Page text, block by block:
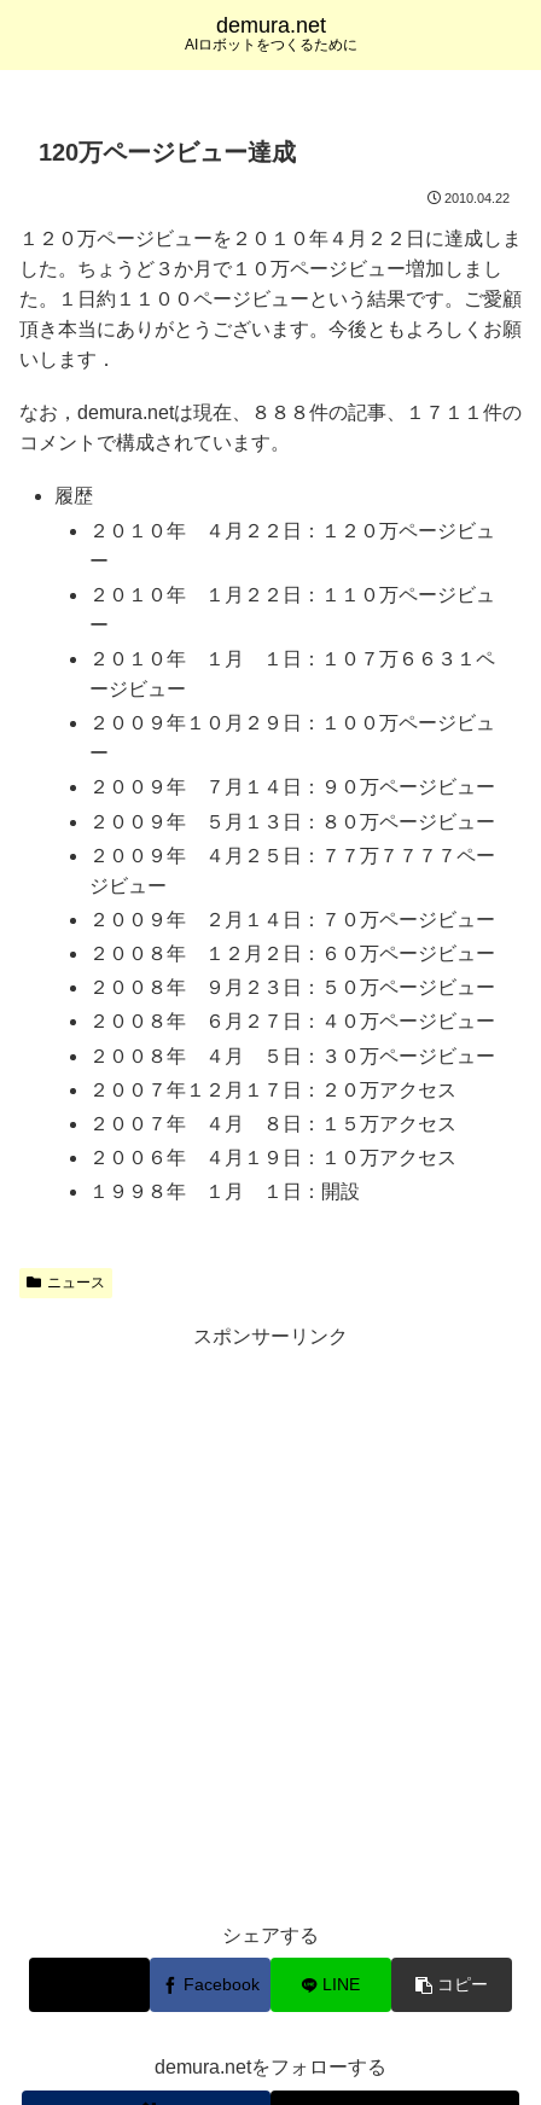
demura.net
AIロボットをつくるために
120万ページビュー達成
2010.04.22
１２０万ページビューを２０１０年４月２２日に達成しま
した。ちょうど３か月で１０万ページビュー増加しまし
た。１日約１１００ページビューという結果です。ご愛顧
頂き本当にありがとうございます。今後ともよろしくお願
いします．
なお，demura.netは現在、８８８件の記事、１７１１件の
コメントで構成されています。
履歴
２０１０年 ４月２２日：１２０万ページビュ
ー
２０１０年 １月２２日：１１０万ページビュ
ー
２０１０年 １月 １日：１０７万６６３１ペ
ージビュー
２００９年１０月２９日：１００万ページビュ
ー
２００９年 ７月１４日：９０万ページビュー
２００９年 ５月１３日：８０万ページビュー
２００９年 ４月２５日：７７万７７７７ペー
ジビュー
２００９年 ２月１４日：７０万ページビュー
２００８年 １２月２日：６０万ページビュー
２００８年 ９月２３日：５０万ページビュー
２００８年 ６月２７日：４０万ページビュー
２００８年 ４月 ５日：３０万ページビュー
２００７年１２月１７日：２０万アクセス
２００７年 ４月 ８日：１５万アクセス
２００６年 ４月１９日：１０万アクセス
１９９８年 １月 １日：開設
ニュース
スポンサーリンク
シェアする
Facebook LINE コピー
demura.netをフォローする